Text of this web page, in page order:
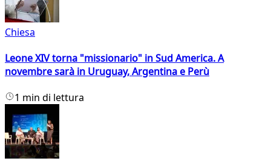
Chiesa
Leone XIV torna "missionario" in Sud America. A
novembre sarà in Uruguay, Argentina e Perù
1 min di lettura